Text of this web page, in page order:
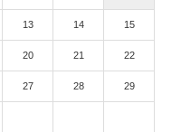
13 14 15
20 21 22
27 28 29